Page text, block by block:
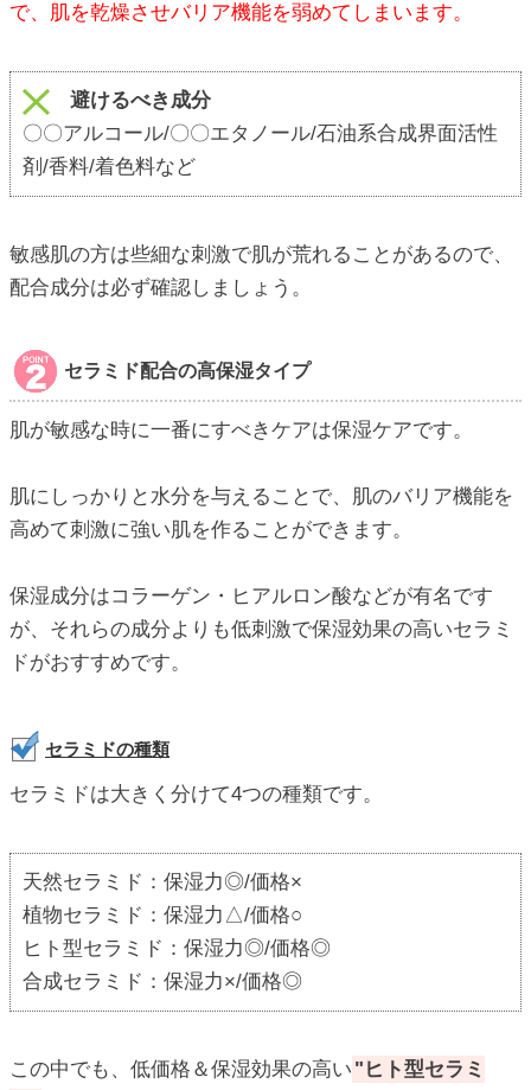
で、肌を乾燥させバリア機能を弱めてしまいます。
避けるべき成分
〇〇アルコール/〇〇エタノール/石油系合成界面活性
剤/香料/着色料など
敏感肌の方は些細な刺激で肌が荒れることがあるので、
配合成分は必ず確認しましょう。
セラミド配合の高保湿タイプ
肌が敏感な時に一番にすべきケアは保湿ケアです。
肌にしっかりと水分を与えることで、肌のバリア機能を
高めて刺激に強い肌を作ることができます。
保湿成分はコラーゲン・ヒアルロン酸などが有名です
が、それらの成分よりも低刺激で保湿効果の高いセラミ
ドがおすすめです。
セラミドの種類
セラミドは大きく分けて4つの種類です。
天然セラミド：保湿力◎/価格×
植物セラミド：保湿力△/価格○
ヒト型セラミド：保湿力◎/価格◎
合成セラミド：保湿力×/価格◎
この中でも、低価格＆保湿効果の高い "ヒト型セラミ